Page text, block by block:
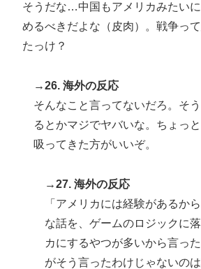
そうだな…中国もアメリカみたい
めるべきだよな（皮肉）。戦争っ
たっけ？
→26. 海外の反応
そんなこと言ってないだろ。そ
るとかマジでヤバいな。ちょっ
吸ってきた方がいいぞ。
→27. 海外の反応
「アメリカには経験があるか
な話を、ゲームのロジックに
カにするやつが多いから言っ
がそう言ったわけじゃないの